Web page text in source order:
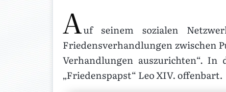
Auf seinem sozialen
Friedensverhandlungen zwischen
Verhandlungen auszurichten“. In
„Friedenspapst“ Leo XIV. offenbart.